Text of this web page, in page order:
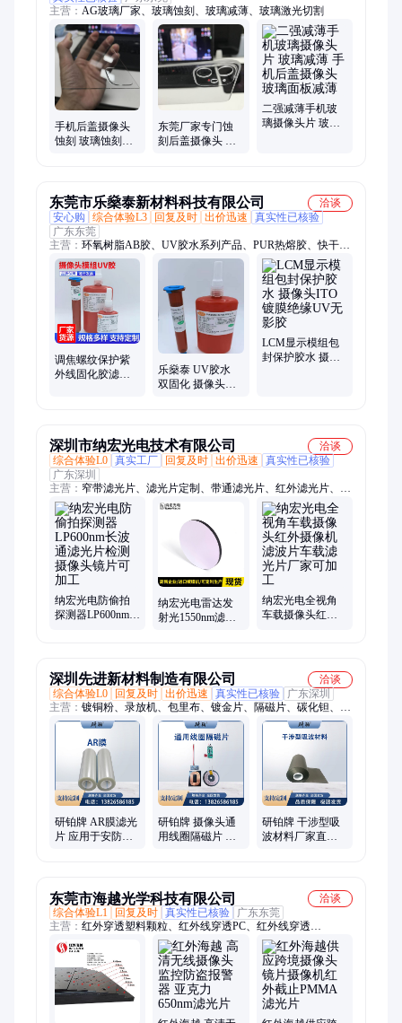
主营： AG玻璃厂家、玻璃蚀刻、玻璃减薄、玻璃激光切割
手机后盖摄像头
蚀刻 玻璃蚀刻片
东莞厂家专门蚀
刻后盖摄像头 玻
二强减薄手机玻
璃摄像头片 玻璃
东莞市乐燊泰新材料科技有限公司
洽谈
安心购
综合体验L3 回复及时 出价迅速
真实性已核验
广东东莞
主营： 环氧树脂AB胶、UV胶水系列产品、PUR热熔胶、快干胶/
舜干胶
调焦螺纹保护紫
外线固化胶滤光
乐燊泰 UV胶水
双固化 摄像头模
LCM显示模组包
封保护胶水 摄像
深圳市纳宏光电技术有限公司
洽谈
综合体验L0 真实工厂 回复及时 出价迅速
真实性已核验
广东深圳
主营： 窄带滤光片、滤光片定制、带通滤光片、红外滤光片、长
波通滤光片、短波通滤光片、PCR滤光片、医疗用滤光片、深圳
滤光片
纳宏光电防偷拍
探测器LP600nm长
纳宏光电雷达发
射光1550nm滤光
纳宏光电全视角
车载摄像头红外
深圳先进新材料制造有限公司
洽谈
综合体验L0
回复及时 出价迅速 真实性已核验
广东深圳
主营： 镀铜粉、录放机、包里布、镀金片、隔磁片、碳化钽、导
电膜、镭射浆、镀铜膜、灌封胶、泡沫铜、钨棒坯、镀铝膜、传
感器、金浆料、拉丝银、均热板、银溶胶、活性炭、通风板、导
电胶、电镀镍、白银浆、高纯锡、高纯锌
研铂牌 AR膜滤光
片 应用于安防监
研铂牌 摄像头通
用线圈隔磁片 高
研铂牌 干涉型吸
波材料厂家直供
东莞市海越光学科技有限公司
洽谈
综合体验L1
回复及时 真实性已核验
广东东莞
主营： 红外穿透塑料颗粒、红外线穿透PC、红外线穿透
PMMA、红外滤光片、红外线穿透ABS、透红外光学塑料、红外
滤光板、红外滤光膜